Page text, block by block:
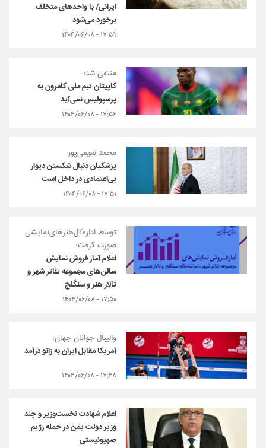
ایرانی/ با واحدهای متخلف
برخورد می‌شود
۱۷:۵۹ - ۱۴۰۴/۰۶/۰۸
منتفی شد؛
کاپیتان تیم ملی کامرون به
پرسپولیس نمی‌آید
۱۷:۵۶ - ۱۴۰۴/۰۶/۰۸
محمد نعیمی‌پور:
پزشکیان دنبال شکستن دیوار
بی‌اعتمادی در داخل است
۱۷:۵۱ - ۱۴۰۴/۰۶/۰۸
توسط اداره‌کل‌هنرهای‌نمایشی
صورت گرفت؛
اعلام آمار فروش نمایش
سالن‌های مجموعه‌ تئاتر شهر و
تالار هنر و سنگلج
۱۷:۵۰ - ۱۴۰۴/۰۶/۰۸
والیبال جوانان جهان؛
آمریکا مقابل ایران به زانو درآمد
۱۷:۴۸ - ۱۴۰۴/۰۶/۰۸
اعلام شهادت نخست‌وزیر و چند
وزیر دولت یمن در حمله رژیم
صهیونیستی